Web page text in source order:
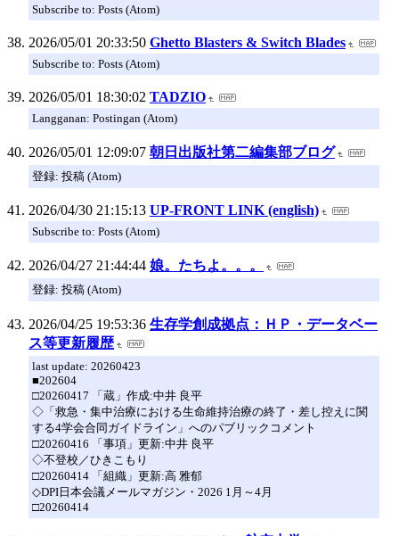
Subscribe to: Posts (Atom)
2026/05/01 20:33:50 Ghetto Blasters & Switch Blades
Subscribe to: Posts (Atom)
2026/05/01 18:30:02 TADZIO
Langganan: Postingan (Atom)
2026/05/01 12:09:07 朝日出版社第二編集部ブログ
登録: 投稿 (Atom)
2026/04/30 21:15:13 UP-FRONT LINK (english)
Subscribe to: Posts (Atom)
2026/04/27 21:44:44 娘。たちよ。。。
登録: 投稿 (Atom)
2026/04/25 19:53:36 生存学創成拠点：ＨＰ・データベー
ス等更新履歴
last update: 20260423
■202604
□20260417 「蔵」作成:中井 良平
◇「救急・集中治療における生命維持治療の終了・差し控えに関
する4学会合同ガイドライン」へのパブリックコメント
□20260416 「事項」更新:中井 良平
◇不登校／ひきこもり
□20260414 「組織」更新:高 雅郁
◇DPI日本会議メールマガジン・2026 1月～4月
□20260414